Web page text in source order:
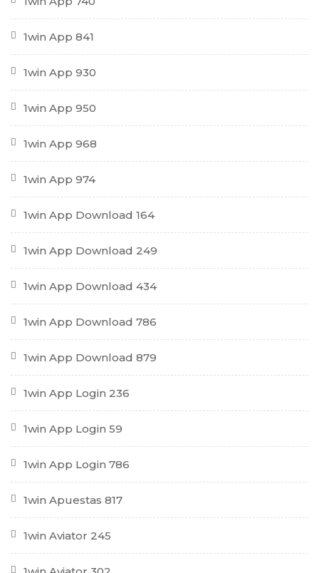
1win App 841
1win App 930
1win App 950
1win App 968
1win App 974
1win App Download 164
1win App Download 249
1win App Download 434
1win App Download 786
1win App Download 879
1win App Login 236
1win App Login 59
1win App Login 786
1win Apuestas 817
1win Aviator 245